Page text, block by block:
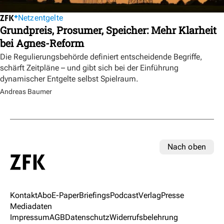
Netzentgelte
Grundpreis, Prosumer, Speicher: Mehr Klarheit
bei Agnes-Reform
Die Regulierungsbehörde definiert entscheidende Begriffe,
schärft Zeitpläne – und gibt sich bei der Einführung
dynamischer Entgelte selbst Spielraum.
Andreas Baumer
Nach oben
KontaktAboE-PaperBriefingsPodcastVerlagPresse
Mediadaten
ImpressumAGBDatenschutzWiderrufsbelehrung